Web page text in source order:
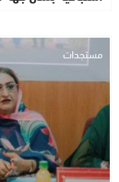
مستجدات